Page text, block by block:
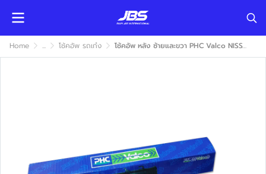
Home ... โช้คอัพ รถเก๋ง โช้คอัพ หลัง ซ้ายและขวา PHC Valco NISSAN MARCH, ALMERA2011-2020, NOTE 2017-2020 (นิสสัน มาร์ช, อัลเมร่า, โน้ต) แก๊ส